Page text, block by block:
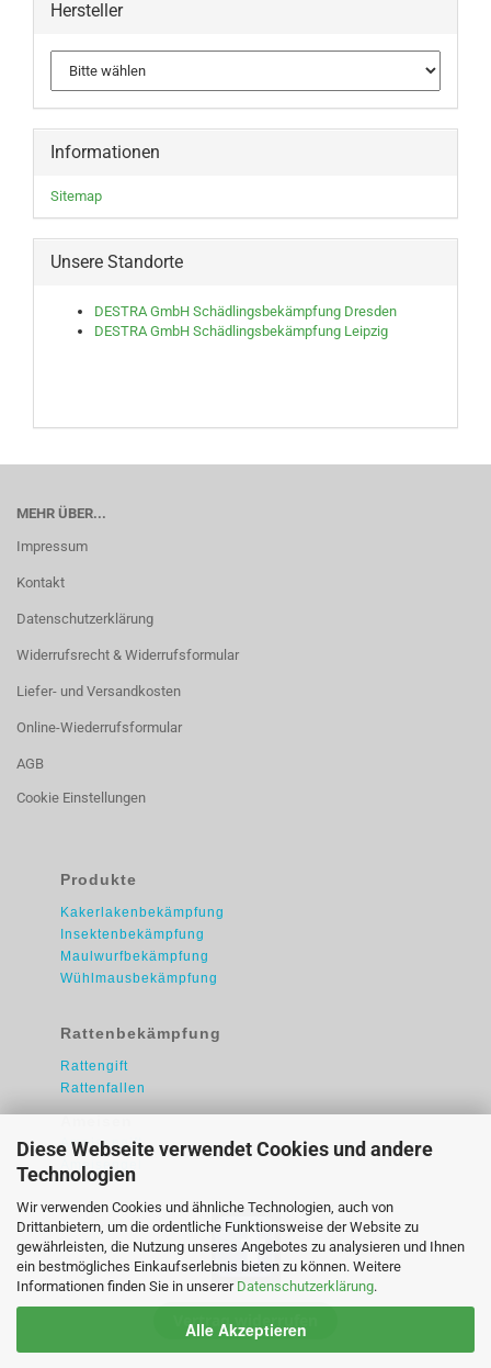
Diese Webseite verwendet Cookies und andere
Technologien
Wir verwenden Cookies und ähnliche Technologien, auch von
Drittanbietern, um die ordentliche Funktionsweise der Website zu
gewährleisten, die Nutzung unseres Angebotes zu analysieren und Ihnen
ein bestmögliches Einkaufserlebnis bieten zu können. Weitere
Informationen finden Sie in unserer Datenschutzerklärung.
Alle Akzeptieren
Hersteller
Informationen
Sitemap
Unsere Standorte
DESTRA GmbH Schädlingsbekämpfung Dresden
DESTRA GmbH Schädlingsbekämpfung Leipzig
MEHR ÜBER...
Impressum
Kontakt
Datenschutzerklärung
Widerrufsrecht & Widerrufsformular
Liefer- und Versandkosten
Online-Wiederrufsformular
AGB
Cookie Einstellungen
Produkte
Kakerlakenbekämpfung
Insektenbekämpfung
Maulwurfbekämpfung
Wühlmausbekämpfung
Rattenbekämpfung
Rattengift
Rattenfallen
Ameisengift
Ameisengel
Vertrag widerrufen